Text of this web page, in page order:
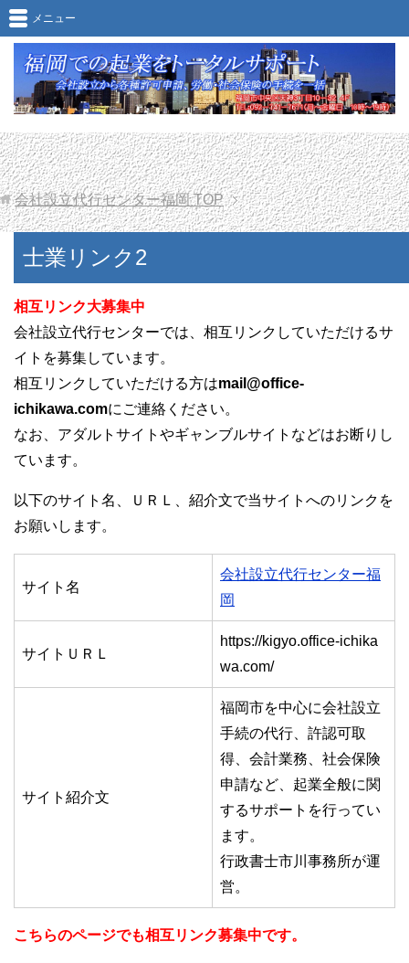
メニュー
会社設立代行センター福岡TOP
士業リンク2
相互リンク大募集中
会社設立代行センターでは、相互リンクしていただけるサ
イトを募集しています。
相互リンクしていただける方はmail@office-
ichikawa.comにご連絡ください。
なお、アダルトサイトやギャンブルサイトなどはお断りし
ています。
以下のサイト名、ＵＲＬ、紹介文で当サイトへのリンクを
お願いします。
サイト名
会社設立代行センター福
岡
サイトＵＲＬ
https://kigyo.office-ichika
wa.com/
サイト紹介文
福岡市を中心に会社設立
手続の代行、許認可取
得、会計業務、社会保険
申請など、起業全般に関
するサポートを行ってい
ます。
行政書士市川事務所が運
営。
こちらのページでも相互リンク募集中です。